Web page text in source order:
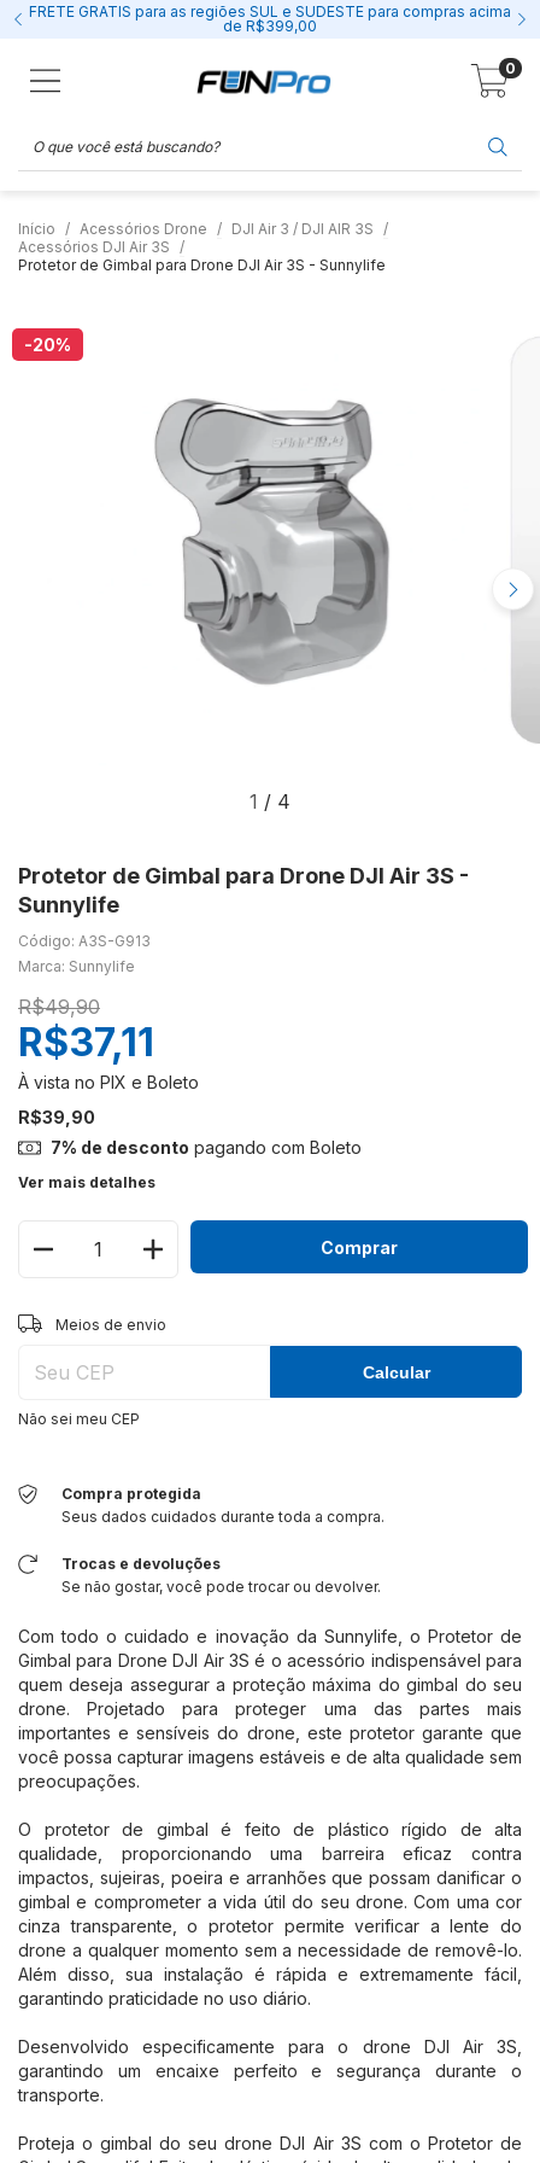
FRETE GRÁTIS para as regiões SUL e SUDESTE para compras acima
de R$399,00
0
Início Acessórios Drone
DJI Air 3 / DJI AIR 3S
Acessórios DJI Air 3S
Protetor de Gimbal para Drone DJI Air 3S - Sunnylife
-20%
1 / 4
Protetor de Gimbal para Drone DJI Air 3S -
Sunnylife
Código: A3S-G913
Marca: Sunnylife
R$49,90
R$39,90
R$37,11
7% de desconto pagando com Boleto
Ver mais detalhes
Entregas para o CEP:
Meios de envio
Calcular
Não sei meu CEP
Compra protegida
Seus dados cuidados durante toda a compra.
Trocas e devoluções
Se não gostar, você pode trocar ou devolver.
Com todo o cuidado e inovação da Sunnylife, o Protetor de
Gimbal para Drone DJI Air 3S é o acessório indispensável para
quem deseja assegurar a proteção máxima do gimbal do seu
drone. Projetado para proteger uma das partes mais
importantes e sensíveis do drone, este protetor garante que
você possa capturar imagens estáveis e de alta qualidade sem
preocupações.
O protetor de gimbal é feito de plástico rígido de alta
qualidade, proporcionando uma barreira eficaz contra
impactos, sujeiras, poeira e arranhões que possam danificar o
gimbal e comprometer a vida útil do seu drone. Com uma cor
cinza transparente, o protetor permite verificar a lente do
drone a qualquer momento sem a necessidade de removê-lo.
Além disso, sua instalação é rápida e extremamente fácil,
garantindo praticidade no uso diário.
Desenvolvido especificamente para o drone DJI Air 3S,
garantindo um encaixe perfeito e segurança durante o
transporte.
Proteja o gimbal do seu drone DJI Air 3S com o Protetor de